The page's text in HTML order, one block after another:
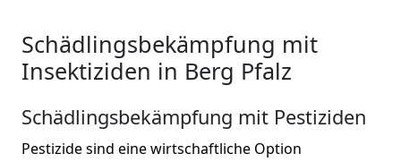
Schädlingsbekämpfung mit
Insektiziden in Berg Pfalz
Schädlingsbekämpfung mit Pestiziden
Pestizide sind eine wirtschaftliche Option